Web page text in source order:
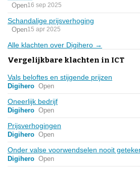
Open16 sep 2025
Schandalige prijsverhoging
Open15 apr 2025
Alle klachten over Digihero →
Vergelijkbare klachten in ICT
Vals beloftes en stijgende prijzen
Digihero Open
Oneerlijk bedrijf
Digihero Open
Prijsverhogingen
Digihero Open
Onder valse voorwendselen nooit
Digihero Open